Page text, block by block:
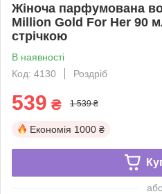
Жіноча парфумована
Million Gold For Her 90
стрічкою
В наявності
Код: 4130
Роздріб
539 ₴ 1 539 ₴
Економія 1000 ₴
або